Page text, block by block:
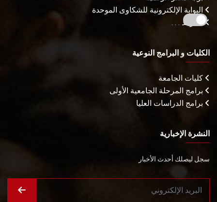
البوابة الإلكترونية للشكاوى الموحدة
المزيـد . . .
الكليات و البرامج النوعية
كليات الجامعة
برامج المرحلة الجامعية الأولى
برامج الدراسات العليا
النشرة الإخبارية
سجل ليصلك أحدث الأخبار